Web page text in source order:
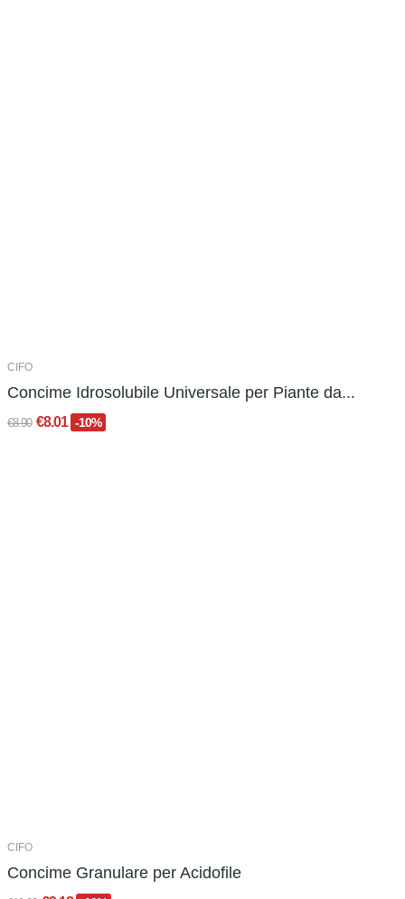
CIFO
Concime Idrosolubile Universale per Piante da...
€8.90 €8.01 -10%
CIFO
Concime Granulare per Acidofile